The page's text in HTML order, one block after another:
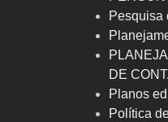
Pesquisa
DE
Planos
Política